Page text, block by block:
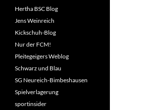
Hertha BSC Blog
Jens Weinreich
Kickschuh-Blog
Nur der FCM!
Pleitegeigers Weblog
Schwarz und Blau
SG Neureich-Bimbeshausen
Spielverlagerung
sportinsider